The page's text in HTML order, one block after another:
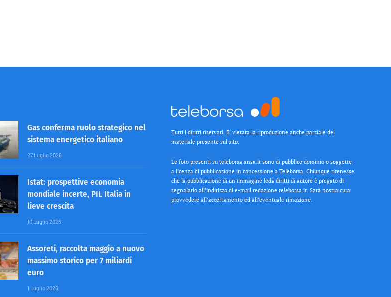
Gas conferma ruolo strategico nel
sistema energetico italiano
27 Luglio 2026
Istat: prospettive economia
mondiale incerte, PIL Italia in
lieve crescita
10 Luglio 2026
Assoreti, raccolta maggio a nuovo
massimo storico per 7 miliardi
euro
1 Luglio 2026
Tutti i diritti riservati. E’ vietata la riproduzione anche parziale del
materiale presente sul sito.
Le foto presenti su teleborsa.ansa.it sono di pubblico dominio o soggette
a licenza di pubblicazione in concessione a Teleborsa. Chiunque ritenesse
che la pubblicazione di un’immagine leda diritti di autore è pregato di
segnalarlo all’indirizzo di e-mail redazione teleborsa.it. Sarà nostra cura
provvedere all’accertamento ed all’eventuale rimozione.